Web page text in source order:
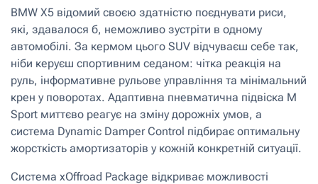
BMW X5 відомий своєю здатністю поєднувати риси,
які, здавалося б, неможливо зустріти в одному
автомобілі. За кермом цього SUV відчуваєш себе так,
ніби керуєш спортивним седаном: чітка реакція на
руль, інформативне рульове управління та мінімальний
крен у поворотах. Адаптивна пневматична підвіска M
Sport миттєво реагує на зміну дорожніх умов, а
система Dynamic Damper Control підбирає оптимальну
жорсткість амортизаторів у кожній конкретній ситуації.
Система xOffroad Package відкриває можливості